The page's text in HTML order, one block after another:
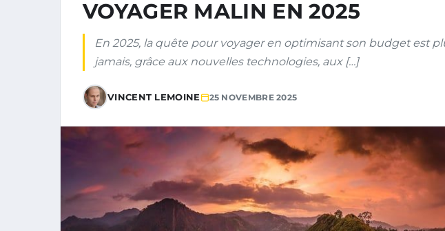
VOYAGER MALIN EN 2025
En 2025, la quête pour voyager en optimisant son budget est
jamais, grâce aux nouvelles technologies, aux […]
VINCENT LEMOINE 25 NOVEMBRE 2025